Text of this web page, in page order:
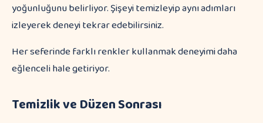
yoğunluğunu belirliyor. Şişeyi temizleyip aynı adımları
izleyerek deneyi tekrar edebilirsiniz.
Her seferinde farklı renkler kullanmak deneyimi daha
eğlenceli hale getiriyor.
Temizlik ve Düzen Sonrası